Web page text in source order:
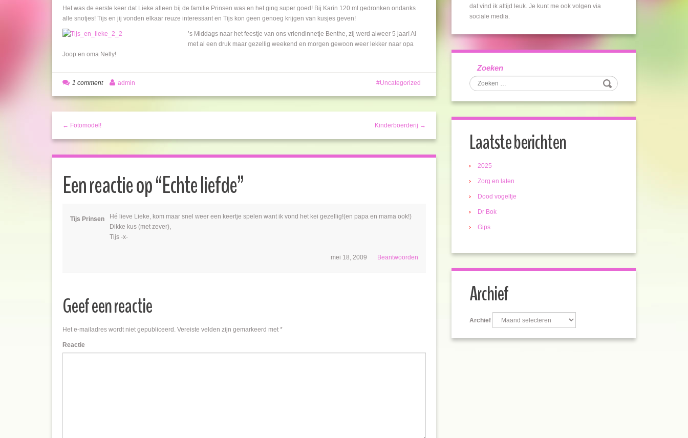
Het was de eerste keer dat Lieke alleen bij de familie Prinsen was en het ging super goed! Bij Karin 120 ml gedronken ondanks
alle snotjes! Tijs en jij vonden elkaar reuze interessant en Tijs kon geen genoeg krijgen van kusjes geven!
’s Middags naar het feestje van ons vriendinnetje Benthe, zij werd alweer 5 jaar! Al
met al een druk maar gezellig weekend en morgen gewoon weer lekker naar opa
Joop en oma Nelly!
Uncategorized
1 comment admin
← Fotomodel! Kinderboerderij →
Een reactie op “Echte liefde”
Tijs Prinsen
Hé lieve Lieke, kom maar snel weer een keertje spelen want ik vond het kei gezellig!(en papa en mama ook!)
Dikke kus (met zever),
Tijs -x-
Beantwoorden
mei 18, 2009
Geef een reactie
Het e-mailadres wordt niet gepubliceerd. Vereiste velden zijn gemarkeerd met*
Reactie
dat vind ik altijd leuk. Je kunt me ook volgen via
sociale media.
Zoeken
Laatste berichten
2025
Zorg en laten
Dood vogeltje
Dr Bok
Gips
Archief
Archief